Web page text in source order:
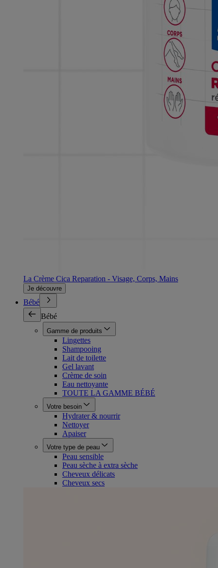
La Crème Cica Reparation - Visage, Corps, Mains
Je découvre
Bébé
Bébé
Gamme de produits
Lingettes
Shampooing
Lait de toilette
Gel lavant
Crème de soin
Eau nettoyante
TOUTE LA GAMME BÉBÉ
Votre besoin
Hydrater & nourrir
Nettoyer
Apaiser
Votre type de peau
Peau sensible
Peau sèche à extra sèche
Cheveux délicats
Cheveux secs